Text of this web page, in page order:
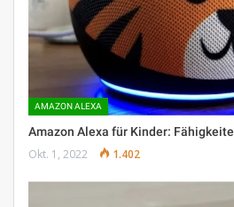
AMAZON ALEXA
Amazon Alexa für Kinder:
Okt. 1, 2022 1.402